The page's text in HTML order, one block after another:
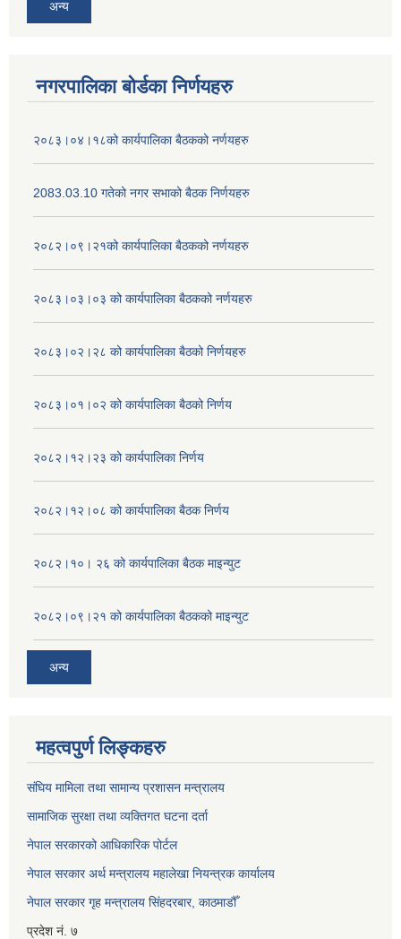
अन्य
नगरपालिका बोर्डका निर्णयहरु
२०८३।०४।१८को कार्यपालिका बैठकको नर्णयहरु
2083.03.10 गतेको नगर सभाको बैठक निर्णयहरु
२०८२।०९।२१को कार्यपालिका बैठकको नर्णयहरु
२०८३।०३।०३ को कार्यपालिका बैठकको नर्णयहरु
२०८३।०२।२८ को कार्यपालिका बैठको निर्णयहरु
२०८३।०१।०२ को कार्यपालिका बैठको निर्णय
२०८२।१२।२३ को कार्यपालिका निर्णय
२०८२।१२।०८ को कार्यपालिका बैठक निर्णय
२०८२।१०। २६ को कार्यपालिका बैठक माइन्युट
२०८२।०९।२१ को कार्यपालिका बैठकको माइन्युट
अन्य
महत्वपुर्ण लिङ्कहरु
संघिय मामिला तथा सामान्य प्रशासन मन्त्रालय
सामाजिक सुरक्षा तथा व्यक्तिगत घटना दर्ता
नेपाल सरकारको आधिकारिक पोर्टल
नेपाल सरकार अर्थ मन्त्रालय महालेखा नियन्त्रक कार्यालय
नेपाल सरकार गृह मन्त्रालय सिंहदरबार, काठमाडौँ
प्रदेश नं. ७